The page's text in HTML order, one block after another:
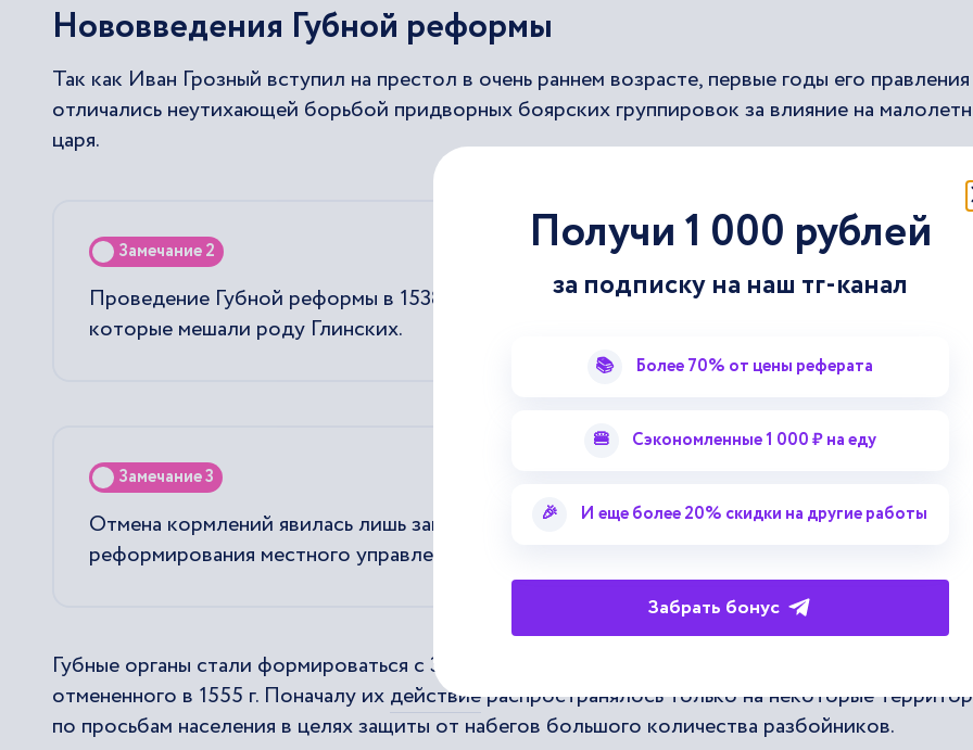
Нововведения Губной реформы
Так как Иван Грозный вступил на престол в очень раннем возрасте, первые годы его правления
отличались неутихающей борьбой придворных боярских группировок за влияние на
царя.
Замечание 2
Проведение Губной реформы в 1538 году было обусловлено борьбой с наместниками,
которые мешали роду Глинских.
Замечание 3
Отмена кормлений явилась лишь завершающим этапом длительного процесса
реформирования местного управления.
Губные органы стали формироваться с 30-х гг. XVI в., еще в пору наместничьего правления,
отмененного в 1555 г. Поначалу их действиераспространялось только на некоторые
по просьбам населения в целях защиты от набегов большого количества разбойников.
Получи 1 000 рублей
за подписку на наш тг-канал
📚 Более 70% от цены реферата
🍔 Сэкономленные 1 000 ₽ на еду
🎉 И еще более 20% скидки на другие работы
Забрать бонус